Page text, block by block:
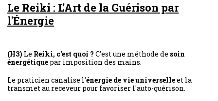
Le Reiki : L'Art de la Guérison par
l'Énergie
(H3) Le Reiki, c'est quoi ? C'est une méthode de soin
énergétique par imposition des mains.
Le praticien canalise l'énergie de vie universelleet la
transmet au receveur pour favoriser l'auto-guérison.